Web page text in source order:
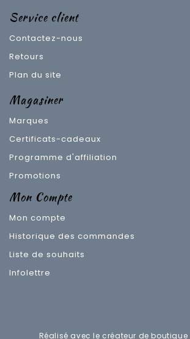
Service client
Contactez-nous
Retours
Plan du site
Magasiner
Marques
Certificats-cadeaux
Programme d'affiliation
Promotions
Mon Compte
Mon compte
Historique des commandes
Liste de souhaits
Infolettre
Réalisé avec le créateur de